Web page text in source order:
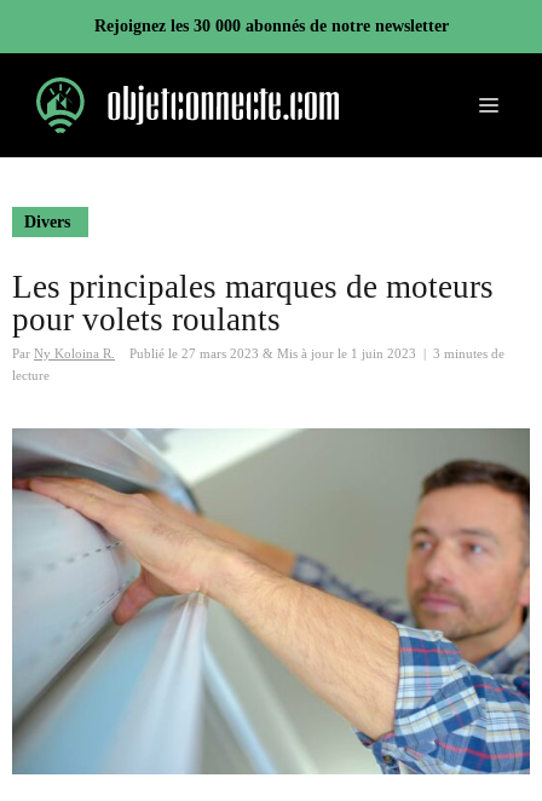
contenu
Rejoignez les 30 000 abonnés de notre newsletter
Menu
Divers
Les principales marques de moteurs
pour volets roulants
Par Ny Koloina R. Publié le 27 mars 2023 & Mis à jour le 1 juin 2023
3 minutes de
lecture